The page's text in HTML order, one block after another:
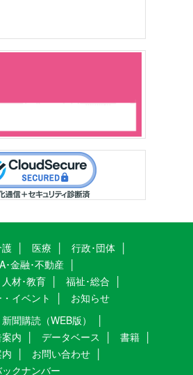
医療
行政･団体
･金融･不動産
人材･教育
福祉･総合
イベント
お知らせ
新聞購読（WEB版）
内 データベース
書籍
お問い合わせ
クナンバー